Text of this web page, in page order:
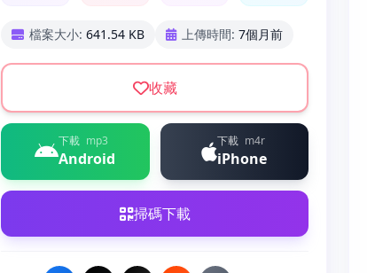
檔案大小: 641.54 KB 上傳時間: 7個月前
收藏
下載 mp3
Android
下載 m4r
iPhone
掃碼下載